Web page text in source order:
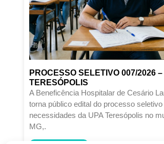
PROCESSO SELETIVO 007/2026
TERESÓPOLIS
A Beneficência Hospitalar de Cesário
torna público edital do processo
necessidades da UPA Teresópolis no
MG,.